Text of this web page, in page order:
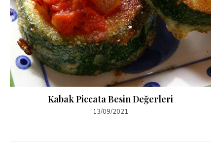
Kabak Piccata Besin Değerleri
13/09/2021